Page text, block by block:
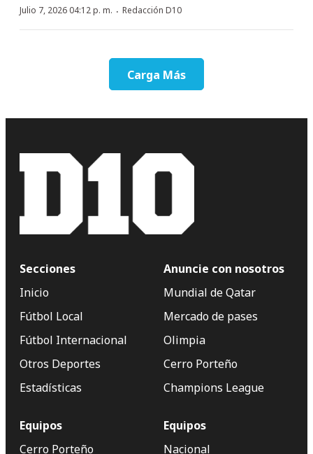
Julio 7, 2026 04:12 p. m. · Redacción D10
Carga Más
Secciones
Inicio
Fútbol Local
Fútbol Internacional
Otros Deportes
Estadísticas
Anuncie con nosotros
Mundial de Qatar
Mercado de pases
Olimpia
Cerro Porteño
Champions League
Equipos
Cerro Porteño
Equipos
Nacional